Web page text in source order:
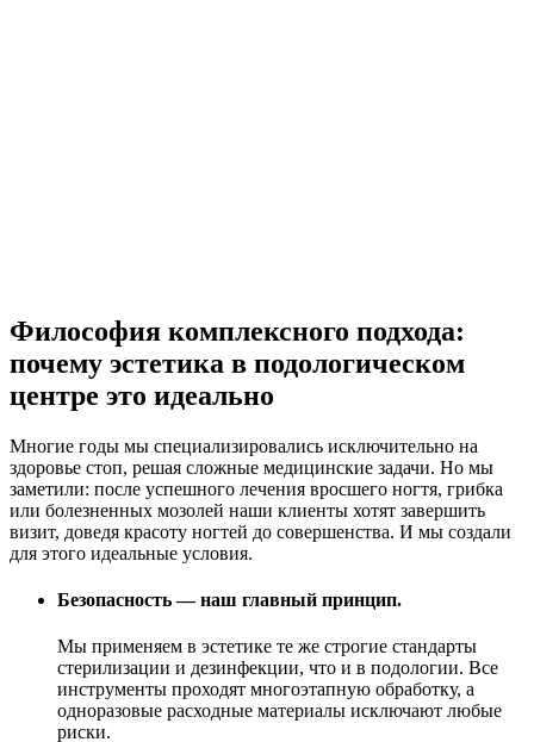
Философия комплексного подхода:
почему эстетика в подологическом
центре это идеально
Многие годы мы специализировались исключительно на
здоровье стоп, решая сложные медицинские задачи. Но мы
заметили: после успешного лечения вросшего ногтя, грибка
или болезненных мозолей наши клиенты хотят завершить
визит, доведя красоту ногтей до совершенства. И мы создали
для этого идеальные условия.
Безопасность — наш главный принцип.
Мы применяем в эстетике те же строгие стандарты
стерилизации и дезинфекции, что и в подологии. Все
инструменты проходят многоэтапную обработку, а
одноразовые расходные материалы исключают любые
риски.